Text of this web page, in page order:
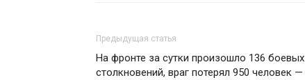
Предыдущая статья
На фронте за сутки произошло 136 боевых
столкновений, враг потерял 950 человек —